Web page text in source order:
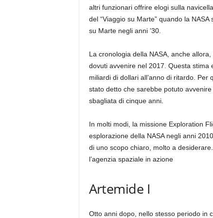
altri funzionari offrire elogi sulla
del “Viaggio su Marte” quando la
su Marte negli anni ’30.
La cronologia della NASA, anche
dovuti avvenire nel 2017. Questa stima
miliardi di dollari all’anno di ritardo.
stato detto che sarebbe potuto
sbagliata di cinque anni.
In molti modi, la missione Exploration
esplorazione della NASA negli anni
di uno scopo chiaro, molto a
l’agenzia spaziale in azione
Artemide I
Otto anni dopo, nello stesso periodo in